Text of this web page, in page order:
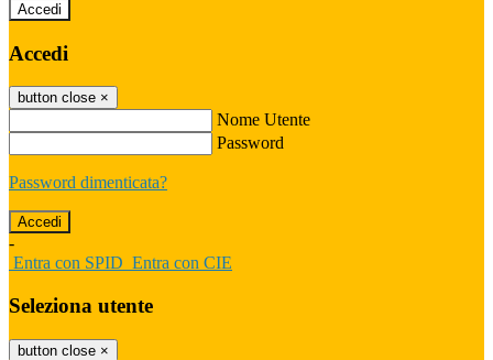
Accedi
Accedi
button close ×
Nome Utente
Password
Password dimenticata?
-
Entra con SPID Entra con CIE
Seleziona utente
button close ×